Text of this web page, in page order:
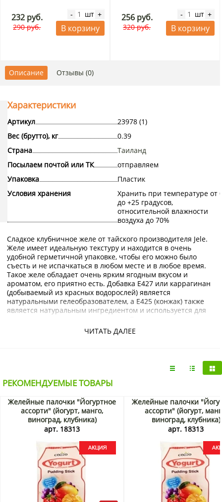
232 руб.
290 руб.
- шт +
В корзину
256 руб.
320 руб.
- шт +
В корзину
Описание Отзывы (0)
ЧИТАТЬ ДАЛЕЕ
Характеристики
Артикул
23978 (1)
Вес (брутто), кг
0.39
Страна
Таиланд
Посылаем почтой или ТК
отправляем
Упаковка
Пластик
Условия хранения
Хранить при температуре от
до +25 градусов,
относительной влажности
воздуха до 70%
Сладкое клубничное желе от тайского производителя Jele.
Желе имеет идеальную текстуру и находится в очень
удобной герметичной упаковке, чтобы его можно было
съесть и не испачкаться в любом месте и в любое время.
Такое желе обладает очень ярким ягодным вкусом и
ароматом, его приятно есть. Добавка E427 или каррагинан
(добываемый из красных водорослей) является
натуральными гелеобразователем, а E425 (конжак) также
является натуральным ингредиентом и используется для
калорийность желе ниже, чем у других желе и десертов.
Продукт содержит не менее 15% натурального сока. Это
тюбика с желе, таким образом можно растянуть
удовольствие от вкуса и ещё поделиться с друзьями.
Лучше всего употреблять в охлаждённом виде.
Купить Желе освежающее со вкусом клубники Jele
можно интернет-магазине KorShop.ru с доставкой по
Москве и Санкт-Петербургу, а также по России почтой или
транспортной компанией.
РЕКОМЕНДУЕМЫЕ ТОВАРЫ
Желейные палочки "Йогуртное
ассорти" (йогурт, манго,
виноград, клубника)
Коззо/Cozzo, Малайзия, 240 г
арт. 18313
Желейные палочки
ассорти" (йогурт,
виноград, клубника)
Коззо/Cozzo, Малайзия,
арт. 18313